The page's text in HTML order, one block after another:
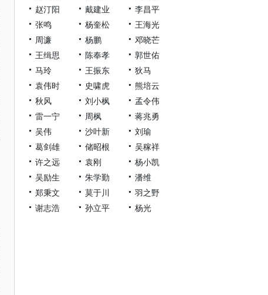
赵汀阳
戴建业
李昌平
张鸣
杨奎松
王海光
周濂
杨鹏
邓晓芒
王缉思
陈奉孝
郭世佑
马玲
王振东
狄马
袁伟时
史啸虎
熊培云
秋风
刘小枫
孟令伟
雷一宁
周枫
蒋兆勇
吴伟
沙叶新
刘瑜
葛剑雄
储昭根
吴稼祥
许之远
袁刚
杨小凯
吴励生
朱学勤
潘维
郑秉文
莫于川
羽之野
谢志浩
孙立平 杨光